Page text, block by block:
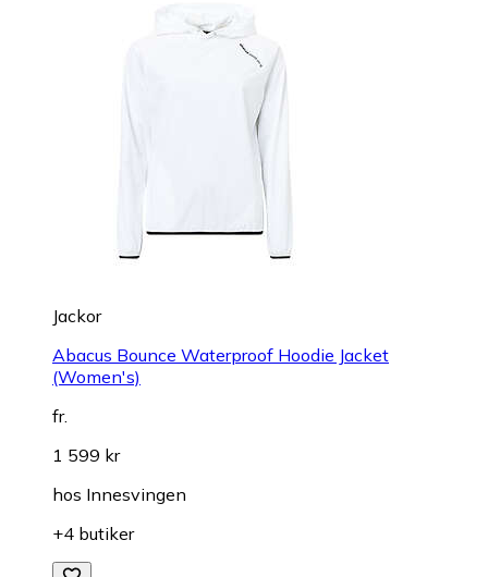
Jackor
Abacus Bounce Waterproof Hoodie Jacket
(Women's)
fr.
1 599 kr
hos Innesvingen
+4 butiker